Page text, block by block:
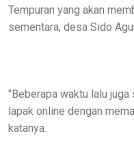
Tempuran yang akan
sementara, desa Sido
"Beberapa waktu lalu
lapak online dengan
katanya.